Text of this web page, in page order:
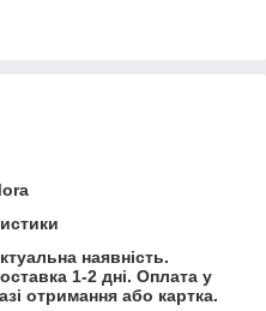
наявність.
1-2 дні. Оплата у
отримання або картка.